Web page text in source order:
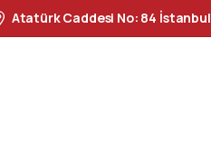
Atatürk Caddesi No: 84 İstanbul